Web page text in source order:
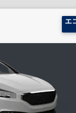
エ